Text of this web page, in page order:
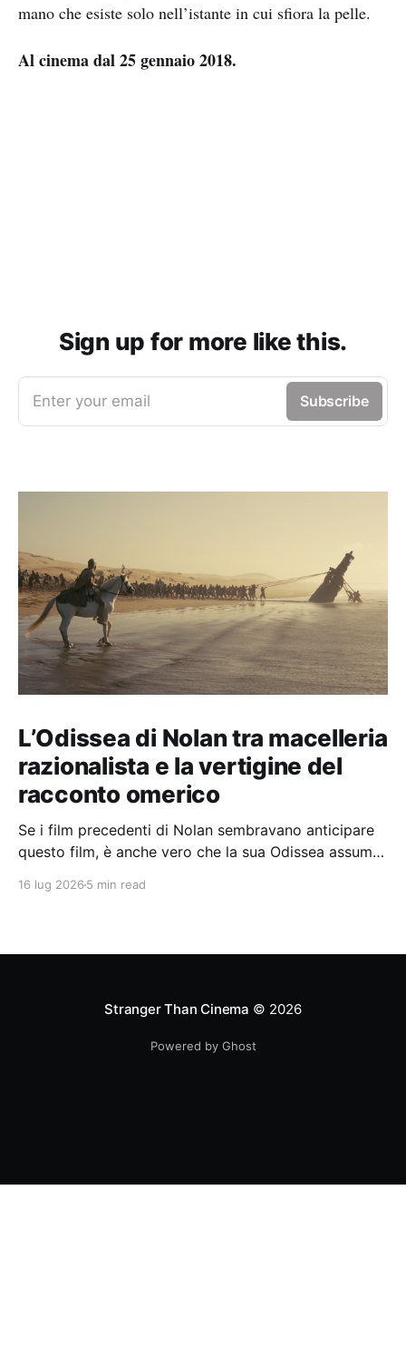
mano che esiste solo nell’istante in cui sfiora la pelle.
Al cinema dal 25 gennaio 2018.
Sign up for more like this.
Enter your email Subscribe
L’Odissea di Nolan tra macelleria
razionalista e la vertigine del
racconto omerico
Se i film precedenti di Nolan sembravano anticipare
questo film, è anche vero che la sua Odissea assume
16 lug 2026 5 min read
Stranger Than Cinema © 2026
Powered by Ghost